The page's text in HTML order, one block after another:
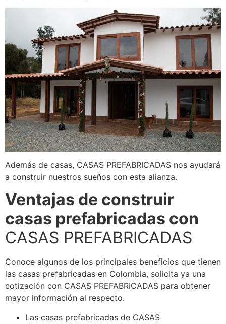
Además de casas, CASAS PREFABRICADAS nos ayudará
a construir nuestros sueños con esta alianza.
Ventajas de construir
casas prefabricadas con
CASAS PREFABRICADAS
Conoce algunos de los principales beneficios que tienen
las casas prefabricadas en Colombia, solicita ya una
cotización con CASAS PREFABRICADAS para obtener
mayor información al respecto.
Las casas prefabricadas de CASAS